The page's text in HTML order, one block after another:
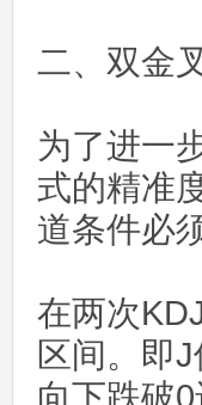
二、双金
为了进一
式的精准
道条件必
在两次
区间。即
向下跌破